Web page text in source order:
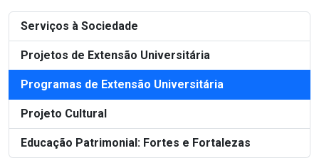
Serviços à Sociedade
Projetos de Extensão Universitária
Programas de Extensão Universitária
Projeto Cultural
Educação Patrimonial: Fortes e Fortalezas